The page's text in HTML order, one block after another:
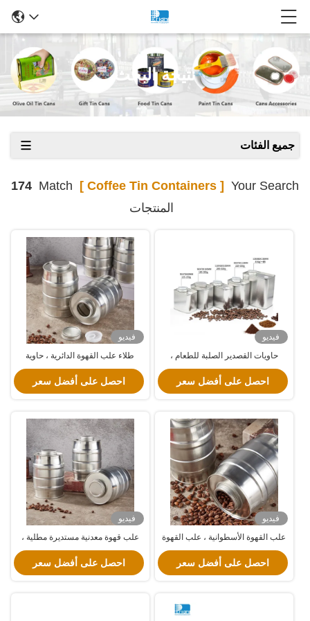
نتيجة البحث
جميع الفئات
Your Search
[ Coffee Tin Containers ]
174
المنتجات
فيديو
حاويات القصدير الصلبة للطعام ،
حاوية القصدير المعدنية مع الغطاء
احصل على أفضل سعر
فيديو
طلاء علب القهوة الدائرية ، حاوية
القهوة المعدنية مع طباعة 4 ألوان
احصل على أفضل سعر
فيديو
علب القهوة الأسطوانية ، علب القهوة
الفارغة
احصل على أفضل سعر
فيديو
علب قهوة معدنية مستديرة مطلية ،
علب قهوة خالية من الصفيحة النقية
احصل على أفضل سعر